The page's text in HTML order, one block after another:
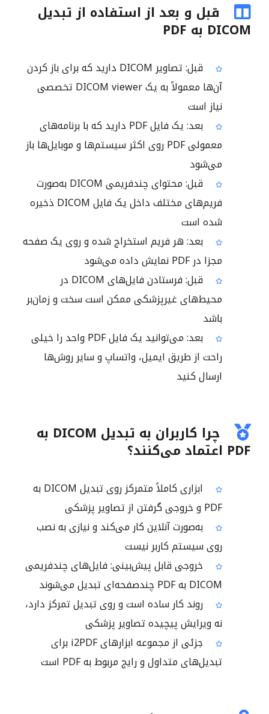
قبل و بعد از استفاده از تبدیل
DICOM به PDF
قبل: تصاویر DICOM دارید که برای باز کردن
آن‌ها معمولاً به یک DICOM viewer تخصصی
نیاز است
بعد: یک فایل PDF دارید که با برنامه‌های
معمولی PDF روی اکثر سیستم‌ها و موبایل‌ها باز
می‌شود
قبل: محتوای چندفریمی DICOM به‌صورت
فریم‌های مختلف داخل یک فایل DICOM ذخیره
شده است
بعد: هر فریم استخراج شده و روی یک صفحه
مجزا در PDF نمایش داده می‌شود
قبل: فرستادن فایل‌های DICOM در
محیط‌های غیرپزشکی ممکن است سخت و زمان‌بر
باشد
بعد: می‌توانید یک فایل PDF واحد را خیلی
راحت از طریق ایمیل، واتساپ و سایر روش‌ها
ارسال کنید
چرا کاربران به تبدیل DICOM به
PDF اعتماد می‌کنند؟
ابزاری کاملاً متمرکز روی تبدیل DICOM به
PDF و خروجی گرفتن از تصاویر پزشکی
به‌صورت آنلاین کار می‌کند و نیازی به نصب
روی سیستم کاربر نیست
خروجی قابل پیش‌بینی: فایل‌های چندفریمی
DICOM به PDF چندصفحه‌ای تبدیل می‌شوند
روند کار ساده است و روی تبدیل تمرکز دارد،
نه ویرایش پیچیده تصاویر پزشکی
جزئی از مجموعه ابزارهای i2PDF برای
تبدیل‌های متداول و رایج مربوط به PDF است